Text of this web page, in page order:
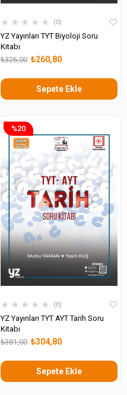
★ ★ ★ ★ ★ 0
YZ Yayınları TYT Biyoloji Soru
Kitabı
₺260,80
₺326,00
Sepete Ekle
★ ★ ★ ★ ★ 0
YZ Yayınları TYT AYT Tarih Soru
Kitabı
₺304,80
₺381,00
Sepete Ekle
%20